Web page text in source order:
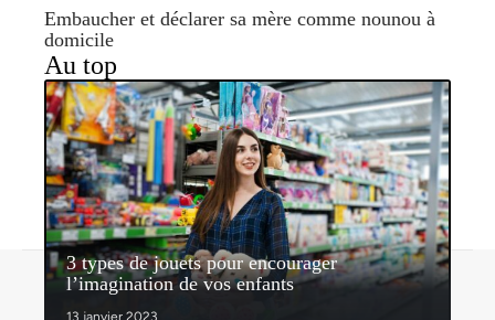
Embaucher et déclarer sa mère comme nounou à
domicile
Au top
3 types de jouets pour encourager
l’imagination de vos enfants
© 2026 | nosenfantsdabord.com
Contact Mentions légales Sitemap